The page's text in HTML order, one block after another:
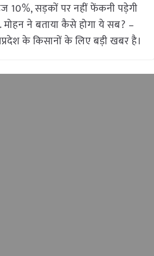
10%, सड़कों पर नहीं फेंकनी पड़ेगी
ने बताया कैसे होगा ये सब? –
के किसानों के लिए बड़ी खबर है।